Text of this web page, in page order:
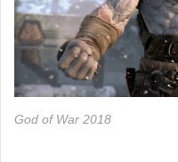
God of War 2018